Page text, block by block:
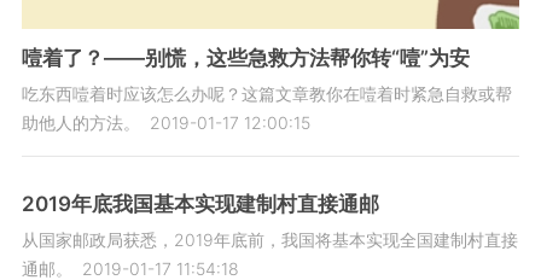
噎着了？——别慌，这些急救方法帮你转“噎”为安
吃东西噎着时应该怎么办呢？这篇文章教你在噎着时紧急自救或帮
助他人的方法。
2019-01-17 12:00:15
2019年底我国基本实现建制村直接通邮
从国家邮政局获悉，2019年底前，我国将基本实现全国建制村直接
通邮。
2019-01-17 11:54:18